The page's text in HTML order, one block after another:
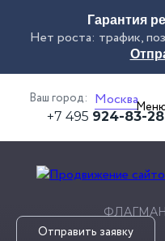
Гарантия
Нет роста: трафик,
Ваш город: Москва
+7 495 924-83-28
Отправить заявку